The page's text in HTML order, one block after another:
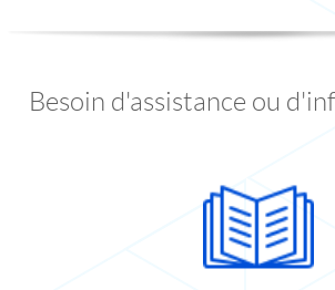
Besoin d'assistance ou